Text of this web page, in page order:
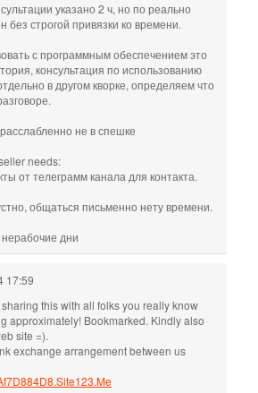
указано 2 ч, но по реально
без строгой привязки ко времени.
с программным обеспечением это
консультация по использованию
в другом кворке, определяем что
не в спешке
needs:
от телеграмм канала для контакта.
общаться письменно нету времени.
дни
17:59
this with all folks you really know
approximately! Bookmarked. Kindly also
site =).
exchange arrangement between us